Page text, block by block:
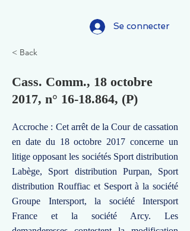
Se connecter
< Back
Cass. Comm., 18 octobre
2017, n° 16-18.864, (P)
Accroche : Cet arrêt de la Cour de cassation
en date du 18 octobre 2017 concerne un
litige opposant les sociétés Sport distribution
Labège, Sport distribution Purpan, Sport
distribution Rouffiac et Sesport à la société
Groupe Intersport, la société Intersport
France et la société Arcy. Les